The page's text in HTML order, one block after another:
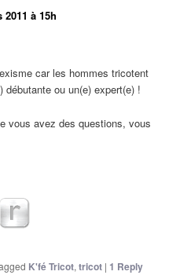
2011 à 15h
car les hommes tricotent
ou un(e) expert(e) !
vous avez des questions, vous
K'fé Tricot,tricot | 1 Reply